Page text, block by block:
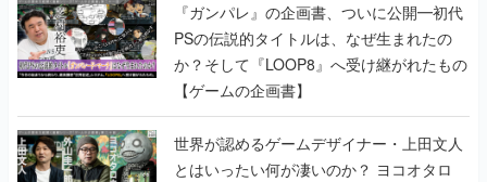
『ガンパレ』の企画書、ついに公開━初代
PSの伝説的タイトルは、なぜ生まれたの
か？そして『LOOP8』へ受け継がれたもの
【ゲームの企画書】
世界が認めるゲームデザイナー・上田文人
とはいったい何が凄いのか？ ヨコオタロ